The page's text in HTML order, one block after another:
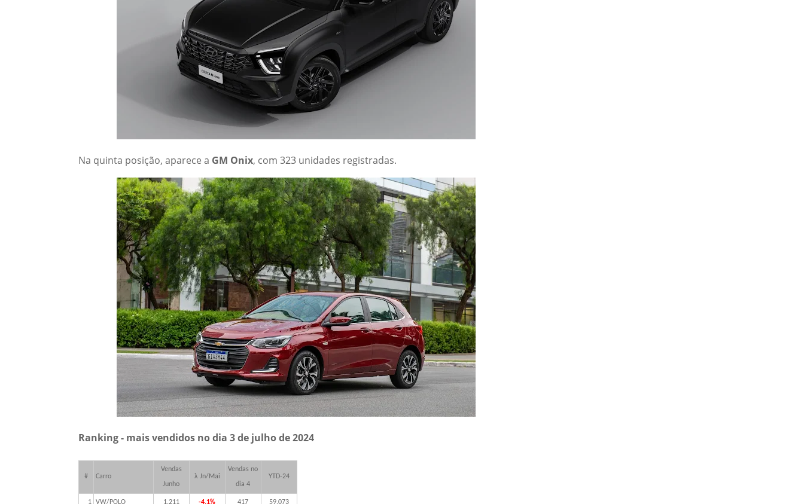
Na quinta posição, aparece a GM Onix, com 323 unidades registradas.
Ranking - mais vendidos no dia 3 de julho de 2024
# Carro
Vendas
Junho
λ Jn/Mai
Vendas no
dia 4
YTD-24
1 VW/POLO 1.211 -4,1% 417 59.073